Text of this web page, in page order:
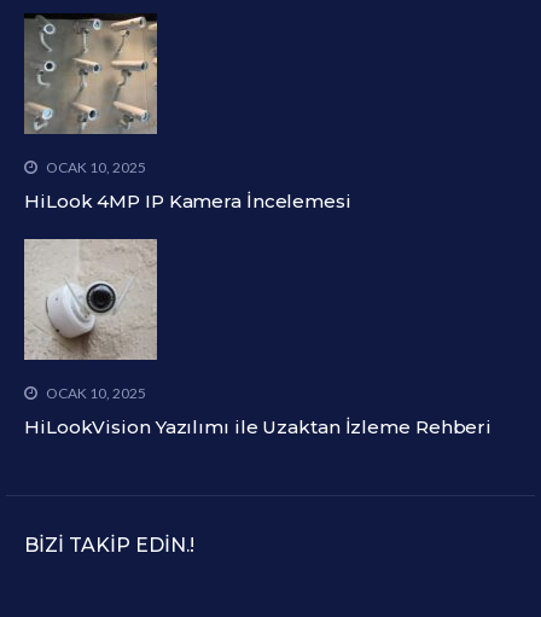
OCAK 10, 2025
HiLook 4MP IP Kamera İncelemesi
OCAK 10, 2025
HiLookVision Yazılımı ile Uzaktan İzleme Rehberi
BIZI TAKIP EDIN.!